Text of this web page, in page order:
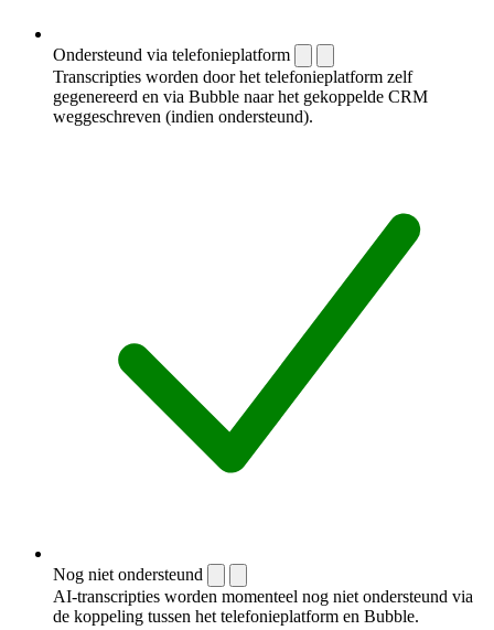
Ondersteund via telefonieplatform
Transcripties worden door het telefonieplatform zelf
gegenereerd en via Bubble naar het gekoppelde CRM
weggeschreven (indien ondersteund).
Nog niet ondersteund
AI-transcripties worden momenteel nog niet ondersteund via
de koppeling tussen het telefonieplatform en Bubble.